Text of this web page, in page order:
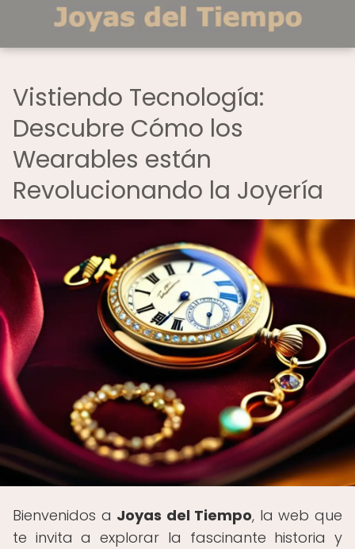
Vistiendo Tecnología:
Descubre Cómo los
Wearables están
Revolucionando la Joyería
Bienvenidos a Joyas del Tiempo, la web que
te invita a explorar la fascinante historia y